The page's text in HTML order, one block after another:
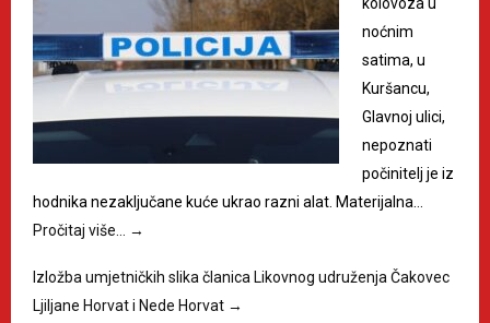
kolovoza u
noćnim
satima, u
Kuršancu,
Glavnoj ulici,
nepoznati
počinitelj je iz
hodnika nezaključane kuće ukrao razni alat. Materijalna…
Pročitaj više… →
Izložba umjetničkih slika članica Likovnog udruženja Čakovec
Ljiljane Horvat i Nede Horvat →